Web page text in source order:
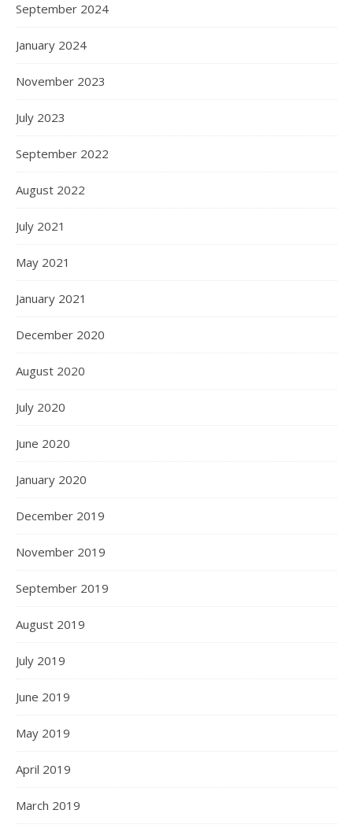
September 2024
January 2024
November 2023
July 2023
September 2022
August 2022
July 2021
May 2021
January 2021
December 2020
August 2020
July 2020
June 2020
January 2020
December 2019
November 2019
September 2019
August 2019
July 2019
June 2019
May 2019
April 2019
March 2019